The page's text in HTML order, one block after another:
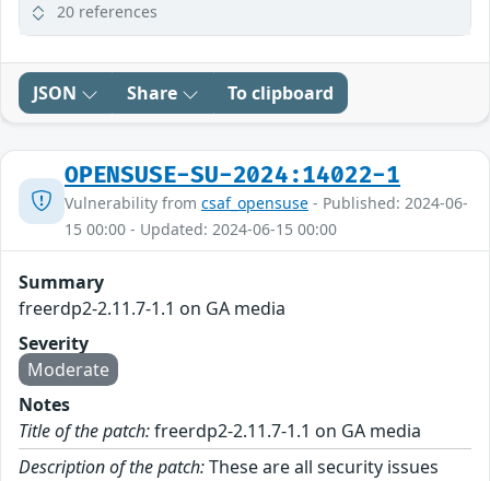
20 references
JSON Share To clipboard
OPENSUSE-SU-2024:14022-1
Vulnerability from csaf_opensuse - Published: 2024-06-
15 00:00 - Updated: 2024-06-15 00:00
Summary
freerdp2-2.11.7-1.1 on GA media
Severity
Moderate
Notes
Title of the patch:freerdp2-2.11.7-1.1 on GA media
Description of the patch:These are all security issues